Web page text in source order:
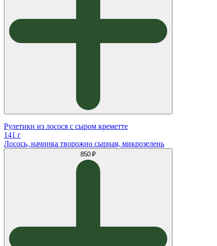
Рулетики из лосося с сыром креметте
141 г
Лосось, начинка творожно сырная, микрозелень
850 ₽